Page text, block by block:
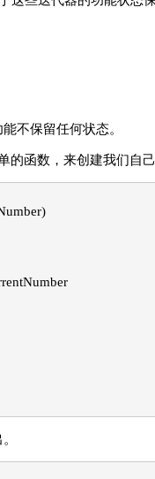
不保留任何状态。
函数，来创建我们自己